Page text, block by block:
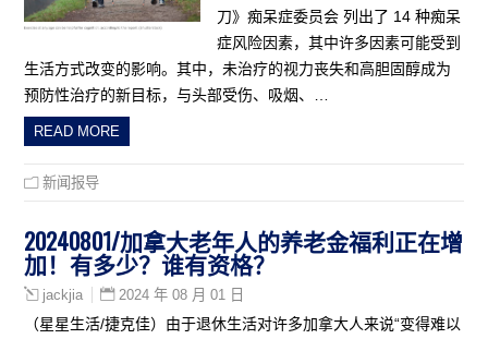
刀》痴呆症委员会 列出了 14 种痴呆
症风险因素，其中许多因素可能受到
生活方式改变的影响。其中，未治疗的视力丧失和高胆固醇成为
预防性治疗的新目标，与头部受伤、吸烟、…
READ MORE
新闻报导
20240801/加拿大老年人的养老金福利正在增
加！有多少？谁有资格？
jackjia 2024 年 08 月 01 日
（星星生活/捷克佳）由于退休生活对许多加拿大人来说“变得难以